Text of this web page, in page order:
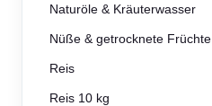
Naturöle & Kräuterwasser
Nüße & getrocknete Früchte
Reis
Reis 10 kg